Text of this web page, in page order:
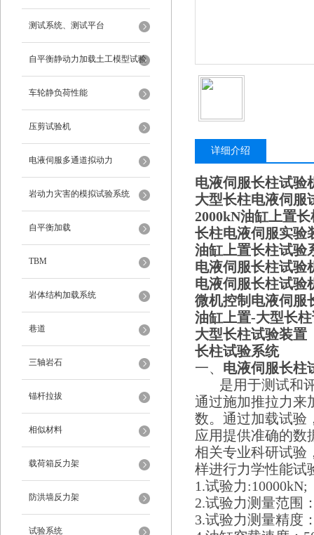
测试系统、测试平台
自平衡静动力加载土工模型试验
系统
车轮静负荷性能
压剪试验机
电液伺服多通道拟动力
岩动力灾害的模拟试验系统
自平衡加载
TBM
岩体结构加载系统
巷道
三轴岩石
锚杆拉拔
相似材料
载荷箱反力架
防洪墙反力架
试验系统
详细介绍
电液伺服长柱试验
大型长柱电液伺服
2000kN油缸上置长
长柱电液伺服实验
油缸上置长柱试验
电液伺服长柱试验
电液伺服长柱试验
微机控制电液伺服
油缸上置-大型长
大型长柱试验装置
长柱试验系统
一、 电液伺服长柱
是用于测试和评
通过施加推拉力来
数。通过加载试验
应用提供准确的数
相关专业科研试验
样进行力学性能试
1.试验力:10000kN;
2.试验力测量范围
3.试验力测量精度